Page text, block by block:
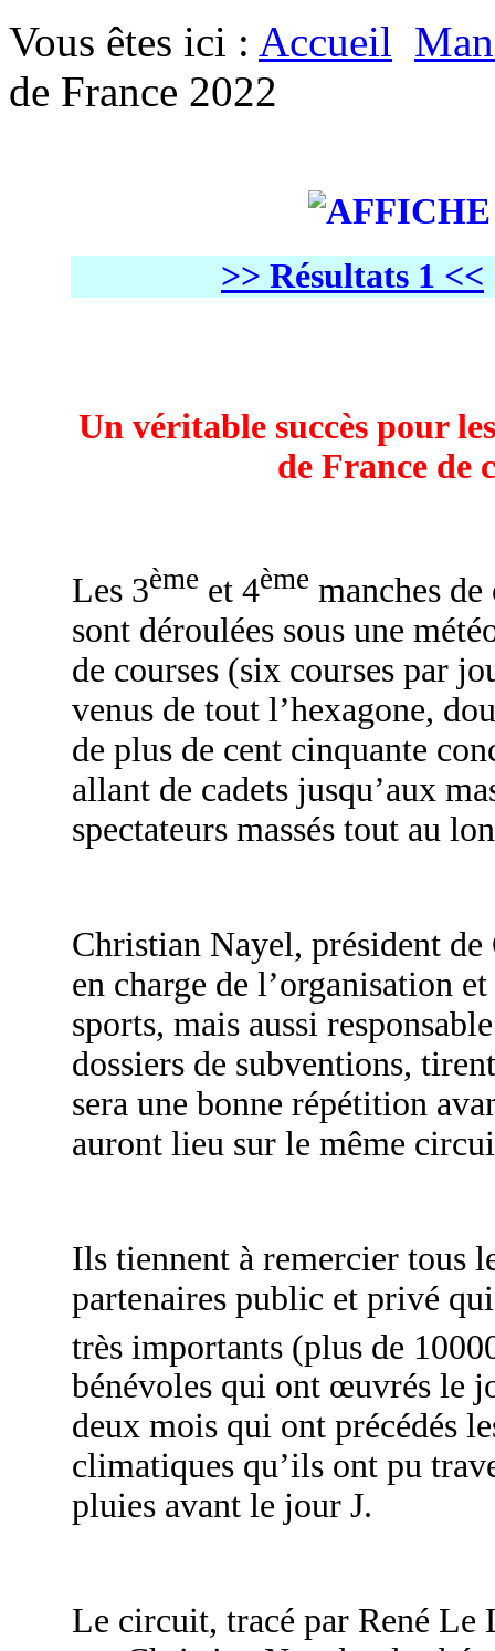
Vous êtes ici : Accueil
de France 2022
>> Résultats 1 <<
Un véritable succès pour
de France de
Les 3ème et 4ème manches
sont déroulées sous une
de courses (six courses par
venus de tout l’hexagone,
de plus de cent cinquante
allant de cadets jusqu’aux
spectateurs massés tout au
Christian Nayel, président
en charge de l’organisation
sports, mais aussi
dossiers de subventions,
sera une bonne répétition
auront lieu sur le même
Ils tiennent à remercier tous
partenaires public et privé
très importants (plus de
bénévoles qui ont œuvrés le
deux mois qui ont précédés
climatiques qu’ils ont pu
pluies avant le jour J.
Le circuit, tracé par René Le